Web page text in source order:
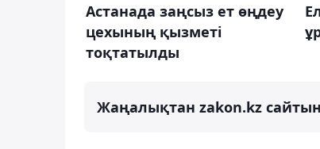
Астанада заңсыз ет өңдеу
цехының қызметі
тоқтатылды
Жаңалықтан zakon.kz